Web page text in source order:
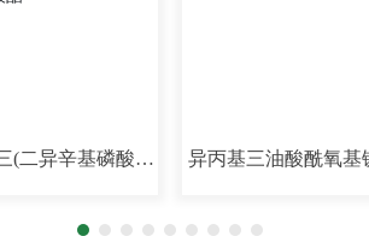
(二异辛基磷酸酰 异丙基三油酸酰氧基